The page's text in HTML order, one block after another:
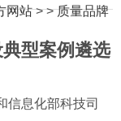
网站
网站>>质量品牌
型案例遴选
信息化部科技司